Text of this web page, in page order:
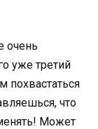
очень
уже третий
похвастаться
что
Может